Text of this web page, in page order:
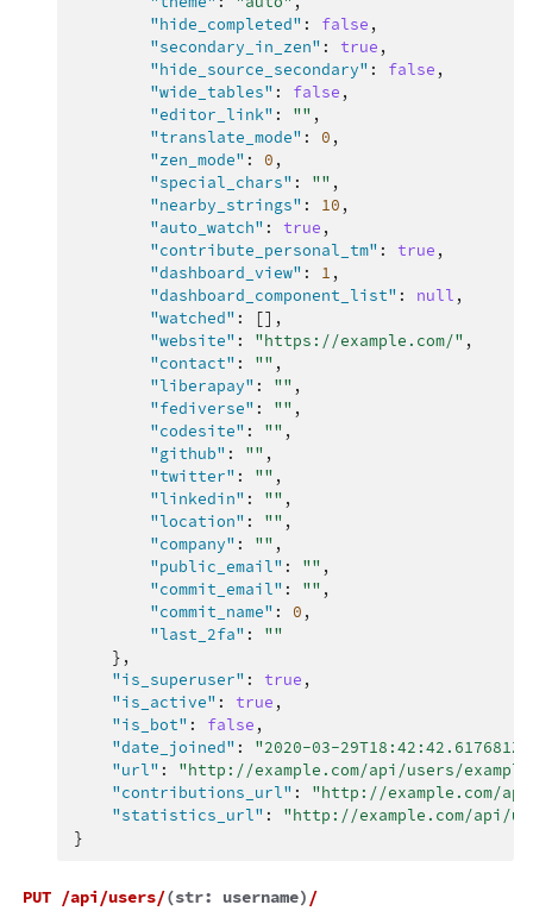
"hide_completed" : false ,
"secondary_in_zen" : true ,
"hide_source_secondary" : false ,
"wide_tables" : false ,
"editor_link" : "" ,
"translate_mode" : 0 ,
"zen_mode" : 0 ,
"special_chars" : "" ,
"nearby_strings" : 10 ,
"auto_watch" : true ,
"contribute_personal_tm" : true ,
"dashboard_view" : 1 ,
"dashboard_component_list" : null ,
"watched" :
[],
"website" : "https://example.com/" ,
"contact" : "" ,
"liberapay" : "" ,
"fediverse" : "" ,
"codesite" : "" ,
"github" : "" ,
"twitter" : "" ,
"linkedin" : "" ,
"location" : "" ,
"company" : "" ,
"public_email" : "" ,
"commit_email" : "" ,
"commit_name" : 0 ,
"last_2fa" :
""
},
"is_superuser" : true ,
"is_active" : true ,
"is_bot" : false ,
"date_joined" : "2020-03-29T18:42:42.617681Z"
"url" :
"http://example.com/api/users/
"contributions_url" :
"http://example.com/
"statistics_url" :
"http://example.com/api/
}
PUT /api/users/(str: username) /